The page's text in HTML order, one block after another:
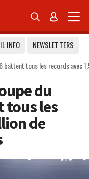
 
INFO
NEWSLETTERS
battent tous les records avec
du
tous les
de